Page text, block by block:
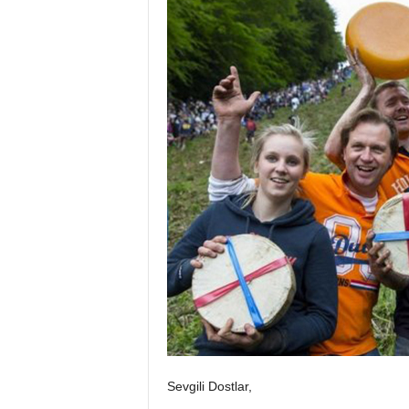
Sevgili Dostlar,